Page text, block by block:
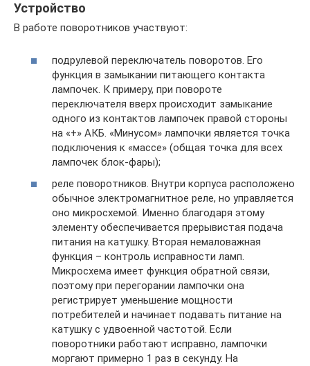
Устройство
В работе поворотников участвуют:
подрулевой переключатель поворотов. Его
функция в замыкании питающего контакта
лампочек. К примеру, при повороте
переключателя вверх происходит замыкание
одного из контактов лампочек правой стороны
на «+» АКБ. «Минусом» лампочки является точка
подключения к «массе» (общая точка для всех
лампочек блок-фары);
реле поворотников. Внутри корпуса расположено
обычное электромагнитное реле, но управляется
оно микросхемой. Именно благодаря этому
элементу обеспечивается прерывистая подача
питания на катушку. Вторая немаловажная
функция – контроль исправности ламп.
Микросхема имеет функция обратной связи,
поэтому при перегорании лампочки она
регистрирует уменьшение мощности
потребителей и начинает подавать питание на
катушку с удвоенной частотой. Если
поворотники работают исправно, лампочки
моргают примерно 1 раз в секунду. На